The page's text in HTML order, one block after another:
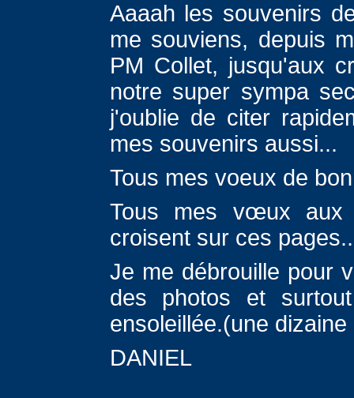
Aaaah les souvenirs
me souviens, depuis
PM Collet, jusqu'aux
notre super sympa
j'oublie de citer
mes souvenirs aussi...
Tous mes voeux de
Tous mes vœux aux
croisent sur ces pages..
Je me débrouille pour
des photos et
ensoleillée.(une
DANIEL